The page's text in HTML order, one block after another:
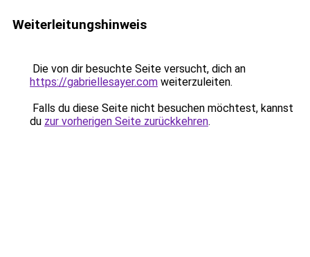
Weiterleitungshinweis
Die von dir besuchte Seite versucht, dich an
https://gabriellesayer.com weiterzuleiten.
Falls du diese Seite nicht besuchen möchtest, kannst
du zur vorherigen Seite zurückkehren.